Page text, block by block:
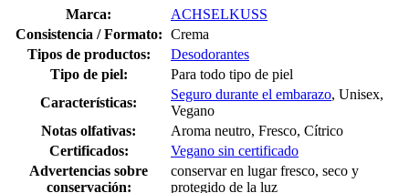
Marca:
ACHSELKUSS
Consistencia / Formato: Crema
Tipos de productos:
Desodorantes
Tipo de piel:
Para todo tipo de piel
Características:
Seguro durante el embarazo, Unisex,
Vegano
Notas olfativas:
Aroma neutro, Fresco, Cítrico
Certificados:
Vegano sin certificado
Advertencias sobre
conservación:
conservar en lugar fresco, seco y
protegido de la luz